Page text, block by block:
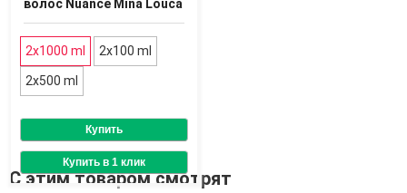
Доставка
Оплата
Возврат товара
волос Nuance Mina Louca
2x1000 ml 2х100 ml
2х500 ml
С этим товаром смотрят